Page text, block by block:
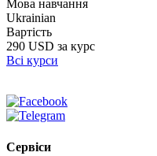
Мова навчання
Ukrainian
Вартість
290 USD за курс
Всі курси
Сервіси